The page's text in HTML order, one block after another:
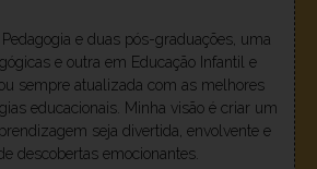
e duas pós-graduações, uma
e outra em Educação Infantil e
sempre atualizada com as melhores
educacionais. Minha visão é criar um
seja divertida, envolvente e
descobertas emocionantes.